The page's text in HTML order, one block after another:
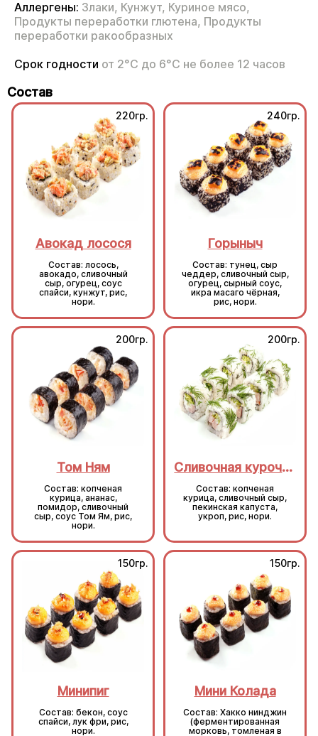
Аллергены: Злаки, Кунжут, Куриное мясо,
Продукты переработки глютена, Продукты
переработки ракообразных
Срок годности от 2°С до 6°С не более 12 часов
Состав
220гр.
Авокад лосося
Состав: лосось,
авокадо, сливочный
сыр, огурец, соус
спайси, кунжут, рис,
нори.
240гр.
Горыныч
Состав: тунец, сыр
чеддер, сливочный сыр,
огурец, сырный соус,
икра масаго чёрная,
рис, нори.
200гр.
Том Ням
Состав: копченая
курица, ананас,
помидор, сливочный
сыр, соус Том Ям, рис,
нори.
200гр.
Сливочная курочка
Состав: копченая
курица, сливочный сыр,
пекинская капуста,
укроп, рис, нори.
150гр.
Минипиг
Состав: бекон, соус
спайси, лук фри, рис,
нори.
150гр.
Мини Колада
Состав: Хакко нинджин
(ферментированная
морковь, томленая в